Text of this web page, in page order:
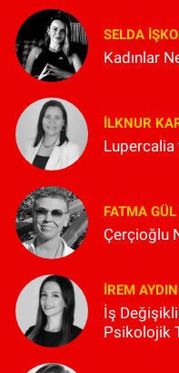
SELDA
Kadınlar
İLKNUR
Lupercalia
FATMA GÜL
Çerçioğlu
İREM
İş
Psikolojik